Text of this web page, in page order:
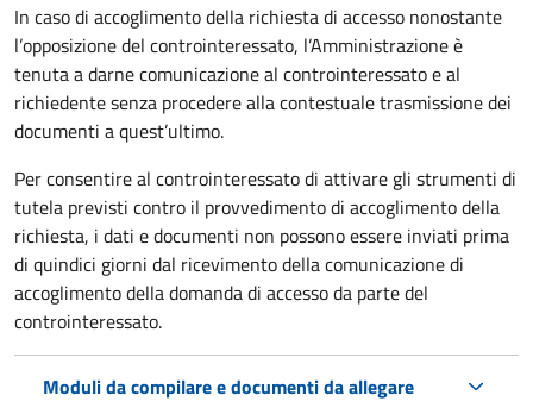
In caso di accoglimento della richiesta di accesso nonostante
l’opposizione del controinteressato, l’Amministrazione è
tenuta a darne comunicazione al controinteressato e al
richiedente senza procedere alla contestuale trasmissione dei
documenti a quest’ultimo.
Per consentire al controinteressato di attivare gli strumenti di
tutela previsti contro il provvedimento di accoglimento della
richiesta, i dati e documenti non possono essere inviati prima
di quindici giorni dal ricevimento della comunicazione di
accoglimento della domanda di accesso da parte del
controinteressato.
Moduli da compilare e documenti da allegare